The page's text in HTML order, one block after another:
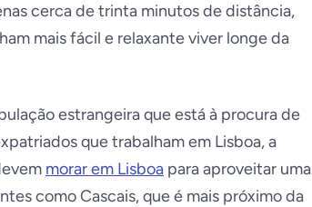
cerca de trinta minutos de distância,
mais fácil e relaxante viver longe da
estrangeira que está à procura de
que trabalham em Lisboa, a
morar em Lisboa para aproveitar uma
como Cascais, que é mais próximo da